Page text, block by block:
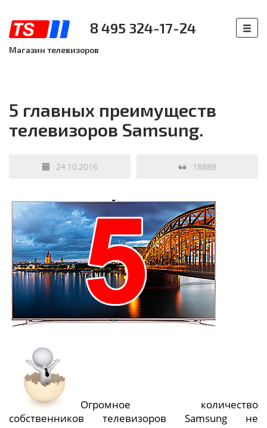
8 495 324-17-24
Магазин телевизоров
5 главных преимуществ
телевизоров Samsung.
24.10.2016 18888
Огромное количество
собственников телевизоров Samsung не